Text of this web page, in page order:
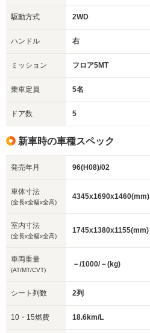
駆動方式 2WD
ハンドル 右
ミッション フロア5MT
乗車定員 5名
ドア数 5
新車時の車種スペック
発売年月 96(H08)/02
車体寸法
(全長x全幅x全高)
4345x1690x1460(mm)
室内寸法
(全長x全幅x全高)
1745x1380x1155(mm)
車両重量
(AT/MT/CVT)
－/1000/－(kg)
シート列数 2列
10・15燃費 18.6km/L